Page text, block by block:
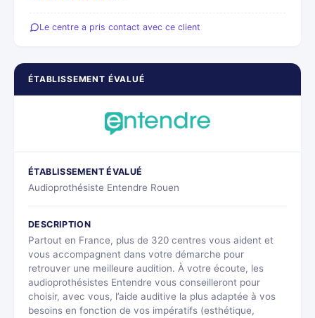
ÉTABLISSEMENT ÉVALUÉ
ÉTABLISSEMENT ÉVALUÉ
Audioprothésiste Entendre Rouen
DESCRIPTION
Partout en France, plus de 320 centres vous aident et
vous accompagnent dans votre démarche pour
retrouver une meilleure audition. À votre écoute, les
audioprothésistes Entendre vous conseilleront pour
choisir, avec vous, l’aide auditive la plus adaptée à vos
besoins en fonction de vos impératifs (esthétique,
Le centre a pris contact avec ce client